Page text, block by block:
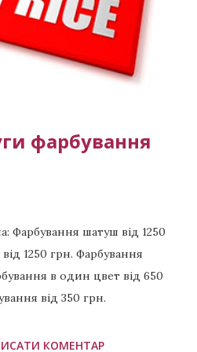
. Звоните сейчас
ссылка) тел +380 99
5891 Примеры других
фарбування
Фарбування шатуш від 1250
1250 грн. Фарбування
в один цвет від 650
від 350 грн.
шатен Карамельний
КОМЕНТАР